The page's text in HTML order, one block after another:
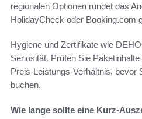
regionalen Optionen rundet das
HolidayCheck oder Booking.com
Hygiene und Zertifikate wie
Seriosität. Prüfen Sie
Preis-Leistungs-Verhältnis, bevor
buchen.
Wie lange sollte eine Kurz-